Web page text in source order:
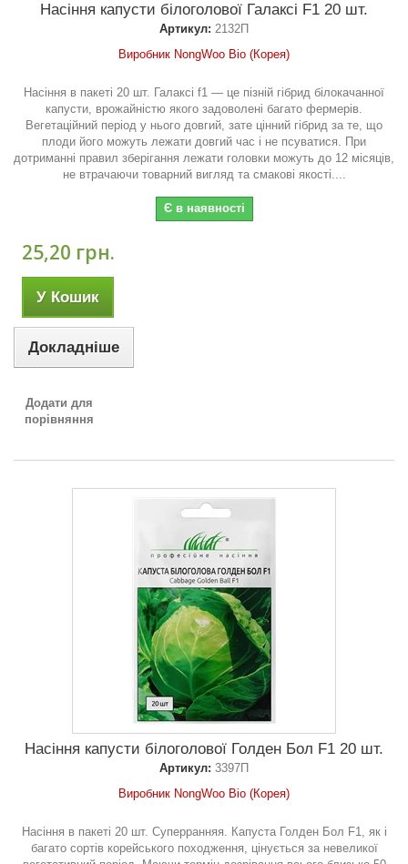
Насіння капусти білоголової Галаксі F1 20 шт.
Артикул: 2132П
Виробник NongWoo Bio (Корея)
Насіння в пакеті 20 шт. Галаксі f1 — це пізній гібрид білокачанної
капусти, врожайністю якого задоволені багато фермерів.
Вегетаційний період у нього довгий, зате цінний гібрид за те, що
плоди його можуть лежати довгий час і не псуватися. При
дотриманні правил зберігання лежати головки можуть до 12 місяців,
не втрачаючи товарний вигляд та смакові якості....
Є в наявності
25,20 грн.
У Кошик
Докладніше
Додати для
порівняння
Насіння капусти білоголової Голден Бол F1 20 шт.
Артикул: 3397П
Виробник NongWoo Bio (Корея)
Насіння в пакеті 20 шт. Суперранняя. Капуста Голден Бол F1, як і
багато сортів корейського походження, цінується за невеликої